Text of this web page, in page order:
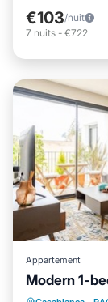
€103/nuit
7 nuits - €722
Appartement
Modern 1-